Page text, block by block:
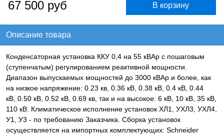
67 500 руб
Описание товара
Конденсаторная установка ККУ 0,4 на 55 кВАр с пошаговым
(ступенчатым) регулированием реактивной мощности.
Диапазон выпускаемых мощностей до 3000 кВАр и более, как
на низкое напряжение: 0.23 кв, 0.36 кВ, 0.38 кВ, 0.4 кВ, 0.44
кВ, 0.50 кВ, 0.52 кВ, 0.69 кв, так и на высокое: 6 кВ, 10 кВ, 35 кВ,
110 кВ. Климатическое исполнение установок ХЛ1, УХЛ3, УХЛ4,
У1, У3 - по требованию Заказчика. Сборка установок
осуществляется на импортных комплектующих: Schneider